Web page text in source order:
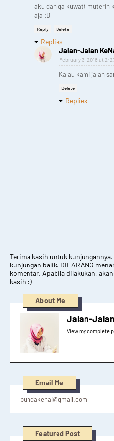
aku dah ga kuwatt muterin
aja :D
Reply Delete
Replies
Jalan-Jalan
February 3, 2018 at
Kalau kami jalan
Delete
Replies
Terima kasih untuk kunjungannya.
kunjungan balik. DILARANG
komentar. Apabila dilakukan, akan
kasih :)
About Me
Jalan-
View my complete
Email Me
bundakenai@gmail.com
Featured Post